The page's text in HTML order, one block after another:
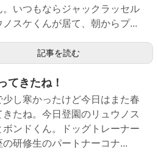
。いつもならジャックラッセル
ノスケくんが居て、朝からプ...
記事を読む
てきたね！
少し寒かったけど今日はまた春
きたね。今日登園のリュウノス
ボンドくん。ドッグトレーナー
の研修生のパートナーコナ...